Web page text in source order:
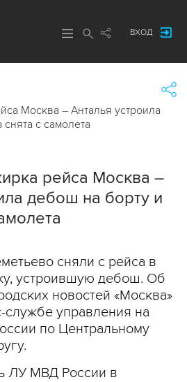
ВХОД
Москва – Анталья устроила
с самолета
рейса Москва –
дебош на борту и
сняли с рейса в
устроившую дебош. Об
новостей «Москва»
управления на
по Центральному
ЛУ МВД России в